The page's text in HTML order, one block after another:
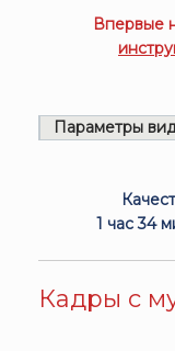
Впервые
Параметры
1 час 34
Кадры с